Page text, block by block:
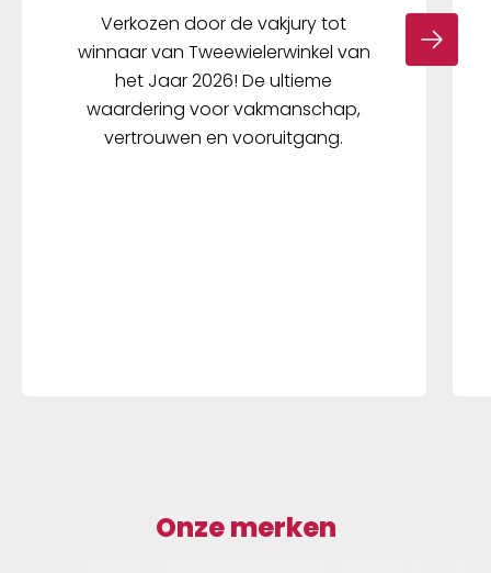
Verkozen door de vakjury tot
winnaar van Tweewielerwinkel van
het Jaar 2026! De ultieme
waardering voor vakmanschap,
vertrouwen en vooruitgang.
Onze merken